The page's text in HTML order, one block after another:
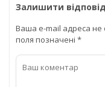
Залишити
Ваша e-mail адреса
поля позначені *